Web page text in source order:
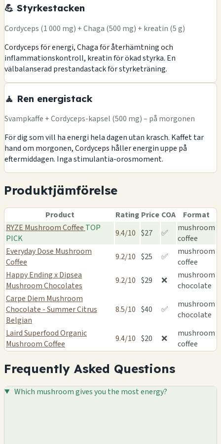
💪 Styrkestacken
Cordyceps (1 000 mg) + Chaga (500 mg) + kreatin (5 g)
Cordyceps för energi, Chaga för återhämtning och
inflammationskontroll, kreatin för ökad styrka. En
välbalanserad prestandastack för styrketräning.
🧘 Ren energistack
Svampkaffe + Cordyceps-kapsel (500 mg) – på morgonen
För dig som vill ha energi hela dagen utan krasch. Kaffet tar
hand om morgonen, Cordyceps håller energin uppe på
eftermiddagen. Inga stimulantia-orosmoment.
Produktjämförelse
Product Rating Price COA
Format
RYZE Mushroom Coffee TOP
PICK
9.4/10 $27 ✅
mushroom
coffee
Everyday Dose Mushroom
Coffee
9.2/10 $25 ✅
mushroom
coffee
Happy Ending x Dipsea
Mushroom Chocolates
9.2/10 $29 ❌
mushroom
chocolate
Carpe Diem Mushroom
Chocolate - Summer Citrus
Belgian
8.5/10 $40 ✅
mushroom
chocolate
Laird Superfood Organic
Mushroom Coffee
9.4/10 $20 ❌
mushroom
coffee
Frequently Asked Questions
Which mushroom gives you the most energy?